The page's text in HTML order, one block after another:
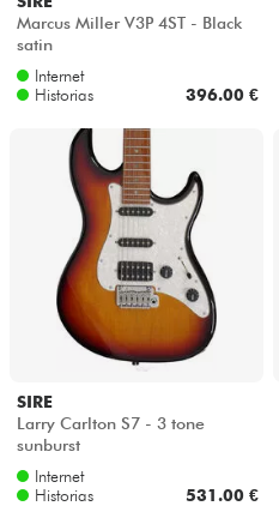
Marcus Miller V3P 4ST - Black
satin
Internet
Historias
396.00 €
SIRE
Larry Carlton S7 - 3 tone
sunburst
Internet
Historias
531.00 €